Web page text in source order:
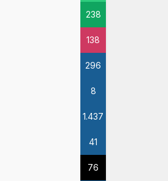
238
138
296
8
1.437
41
76